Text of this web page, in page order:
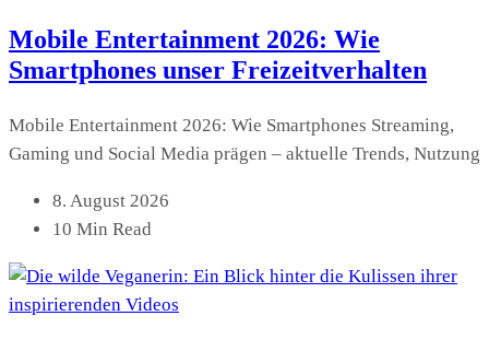
Mobile Entertainment 2026: Wie
Smartphones unser Freizeitverhalten
Mobile Entertainment 2026: Wie Smartphones Streaming,
Gaming und Social Media prägen – aktuelle Trends, Nutzung
8. August 2026
10 Min Read